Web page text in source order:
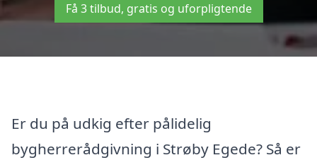
Få 3 tilbud, gratis og uforpligtende
Er du på udkig efter pålidelig
bygherrerådgivning i Strøby Egede? Så er